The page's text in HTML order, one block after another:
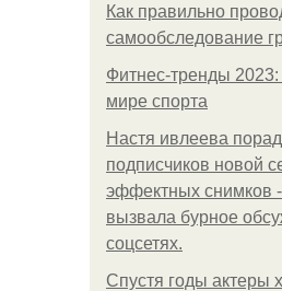
Как правильно
самообследование
Фитнес-тренды 2023:
мире спорта
Настя ивлеева
подписчиков новой
эффектных снимков
вызвала бурное
соцсетях.
Спустя годы актеры